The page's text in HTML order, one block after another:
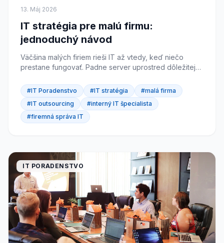
13. Máj 2026
IT stratégia pre malú firmu:
jednoduchý návod
Väčšina malých firiem rieši IT až vtedy, keď niečo
prestane fungovať. Padne server uprostred dôležitej
#IT Poradenstvo #IT stratégia
#malá firma
#IT outsourcing
#interný IT špecialista
#firemná správa IT
IT PORADENSTVO